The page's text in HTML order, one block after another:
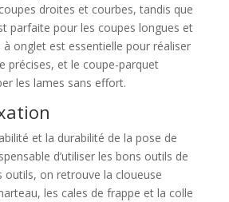
droites et courbes, tandis que
parfaite pour les coupes longues et
à onglet est essentielle pour réaliser
précises, et le coupe-parquet
les lames sans effort.
et la durabilité de la pose de
d’utiliser les bons outils de
outils, on retrouve la cloueuse
les cales de frappe et la colle